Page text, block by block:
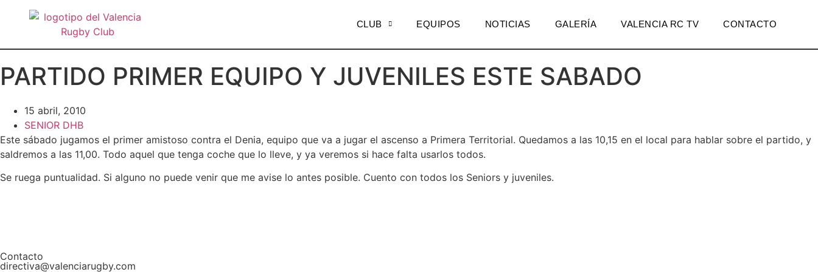
CLUB EQUIPOS NOTICIAS GALERÍA VALENCIA RC TV CONTACTO
PARTIDO PRIMER EQUIPO Y JUVENILES ESTE SABADO
15 abril, 2010
SENIOR DHB
Este sábado jugamos el primer amistoso contra el Denia, equipo que va a jugar el ascenso a Primera Territorial. Quedamos a las 10,15 en el local para hablar sobre el partido, y
saldremos a las 11,00. Todo aquel que tenga coche que lo lleve, y ya veremos si hace falta usarlos todos.
Se ruega puntualidad. Si alguno no puede venir que me avise lo antes posible. Cuento con todos los Seniors y juveniles.
Contacto
directiva@valenciarugby.com